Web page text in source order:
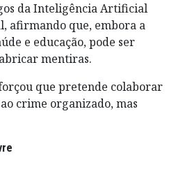
da Inteligência Artificial
afirmando que, embora a
e educação, pode ser
mentiras.
que pretende colaborar
crime organizado, mas